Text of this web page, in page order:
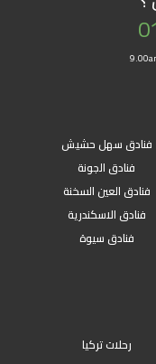
فنادق سهل حشيش
فنادق الجونة
فنادق العين السخنة
فنادق الاسكندرية
فنادق سيوة
رحلات تركيا